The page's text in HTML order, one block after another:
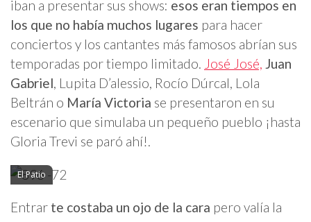
iban a presentar sus shows: esos eran tiempos en
los que no había muchos lugares para hacer
conciertos y los cantantes más famosos abrían sus
temporadas por tiempo limitado. José José, Juan
Gabriel, Lupita D’alessio, Rocío Dúrcal, Lola
Beltrán o María Victoria se presentaron en su
escenario que simulaba un pequeño pueblo ¡hasta
Gloria Trevi se paró ahí!.
El Patio
Entrar te costaba un ojo de la cara pero valía la